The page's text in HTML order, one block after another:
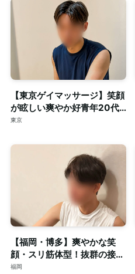
【東京ゲイマッサージ】笑顔
が眩しい爽やか好青年20代
スマート体型セラピスト◎清
東京
【福岡・博多】爽やかな笑
顔・スリ筋体型！抜群の接客
力も併せ持つイケメンセラピ
福岡